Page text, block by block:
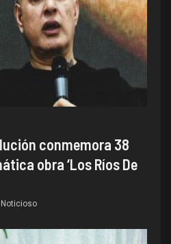
conmemora 38
obra ‘Los Ríos De
Noticioso